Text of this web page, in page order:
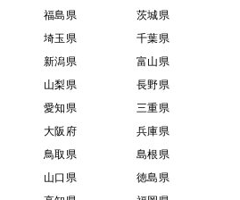
福島県
茨城県
埼玉県
千葉県
新潟県
富山県
山梨県
長野県
愛知県
三重県
大阪府
兵庫県
鳥取県
島根県
山口県
徳島県